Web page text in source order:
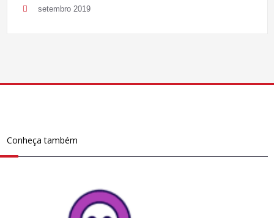
setembro 2019
Conheça também